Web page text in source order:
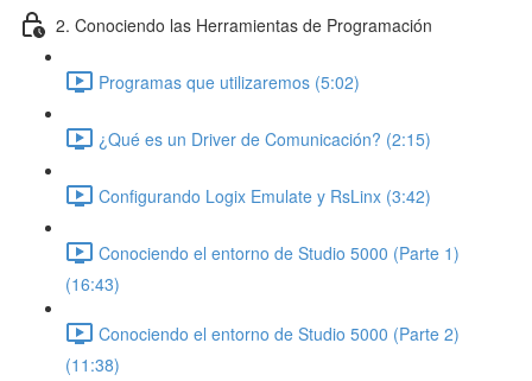
2. Conociendo las Herramientas de Programación
Programas que utilizaremos (5:02)
¿Qué es un Driver de Comunicación? (2:15)
Configurando Logix Emulate y RsLinx (3:42)
Conociendo el entorno de Studio 5000 (Parte 1)
(16:43)
Conociendo el entorno de Studio 5000 (Parte 2)
(11:38)